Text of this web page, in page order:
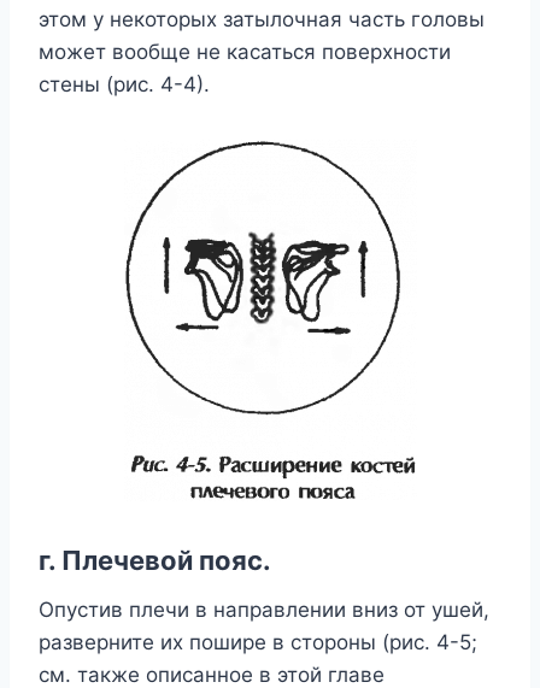
этом у некоторых затылочная часть головы
может вообще не касаться поверхности
стены (рис. 4-4).
г. Плечевой пояс.
Опустив плечи в направлении вниз от ушей,
разверните их пошире в стороны (рис. 4-5;
см. также описанное в этой главе